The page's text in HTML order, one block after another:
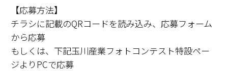
【応募方法】
チラシに記載のQRコードを読み込み、応募フォーム
から応募
もしくは、下記玉川産業フォトコンテスト特設ペー
ジよりPCで応募